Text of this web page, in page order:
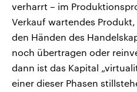
verharrt – im
Verkauf wartendes
den Händen des
noch übertragen oder
dann ist das Kapital
einer dieser Phasen